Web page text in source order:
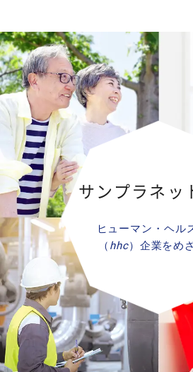
サンプラネッ
ヒューマン・ヘル
（ hhc）企業をめ